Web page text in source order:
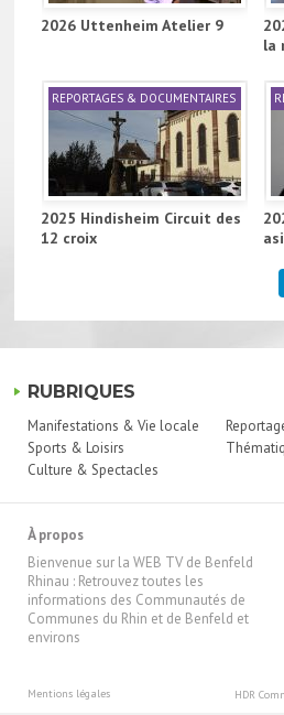
2026 Uttenheim Atelier 9
la
REPORTAGES & DOCUMENTAIRES
2025 Hindisheim Circuit des
12 croix
RUBRIQUES
Manifestations & Vie locale
Sports & Loisirs
Culture & Spectacles
À propos
Bienvenue sur la WEB TV de Benfeld
Rhinau : Retrouvez toutes les
informations des Communautés de
Communes du Rhin et de Benfeld et
environs
Mentions légales HDR